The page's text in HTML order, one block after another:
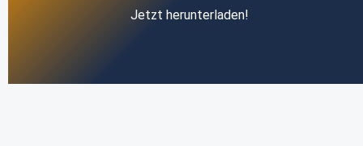
Jetzt herunterladen!